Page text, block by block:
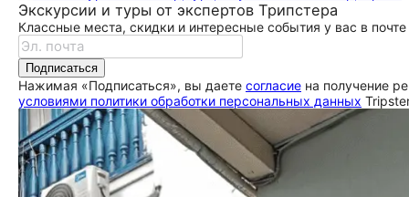
Экскурсии и туры от экспертов Трипстера
Классные места, скидки и интересные события у вас в почте
Подписаться
Нажимая «Подписаться», вы даете согласие на получение
условиями политики обработки персональных данных